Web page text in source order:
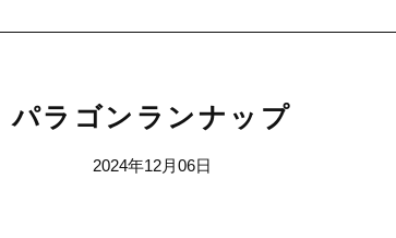
パラゴンランナップ
2024年12月06日